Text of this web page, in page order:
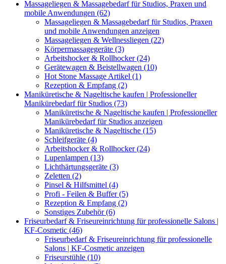
Massageliegen & Massagebedarf für Studios, Praxen und
mobile Anwendungen (62)
Massageliegen & Massagebedarf für Studios, Praxen
und mobile Anwendungen anzeigen
Massageliegen & Wellnessliegen (22)
Körpermassagegeräte (3)
Arbeitshocker & Rollhocker (24)
Gerätewagen & Beistellwagen (10)
Hot Stone Massage Artikel (1)
Rezeption & Empfang (2)
Maniküretische & Nageltische kaufen | Professioneller
Manikürebedarf für Studios (73)
Maniküretische & Nageltische kaufen | Professioneller
Manikürebedarf für Studios anzeigen
Maniküretische & Nageltische (15)
Schleifgeräte (4)
Arbeitshocker & Rollhocker (24)
Lupenlampen (13)
Lichthärtungsgeräte (3)
Zeletten (2)
Pinsel & Hilfsmittel (4)
Profi - Feilen & Buffer (5)
Rezeption & Empfang (2)
Sonstiges Zubehör (6)
Friseurbedarf & Friseureinrichtung für professionelle Salons |
KF-Cosmetic (46)
Friseurbedarf & Friseureinrichtung für professionelle
Salons | KF-Cosmetic anzeigen
Friseurstühle (10)